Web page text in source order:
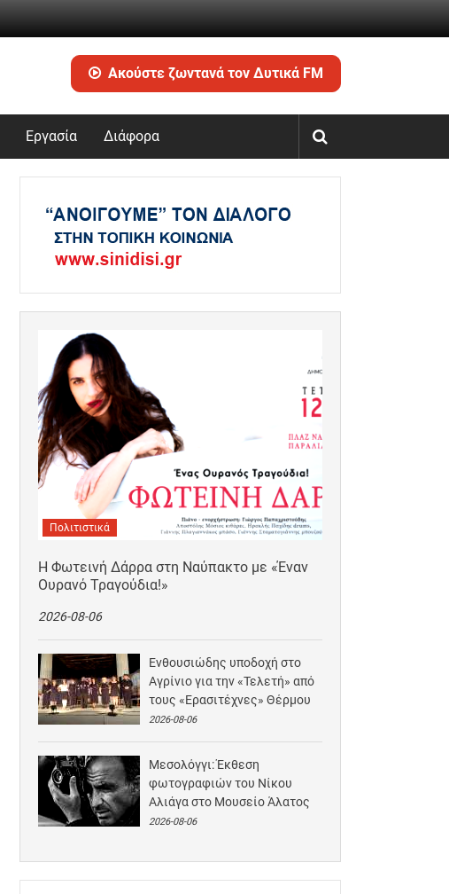
Ακούστε ζωντανά τον Δυτικά FM
Εργασία Διάφορα
Πολιτιστικά
Η Φωτεινή Δάρρα στη Ναύπακτο με «Έναν
Ουρανό Τραγούδια!»
2026-08-06
Ενθουσιώδης υποδοχή στο
Αγρίνιο για την «Τελετή» από
τους «Ερασιτέχνες» Θέρμου
2026-08-06
Μεσολόγγι: Έκθεση
φωτογραφιών του Νίκου
Αλιάγα στο Μουσείο Άλατος
2026-08-06